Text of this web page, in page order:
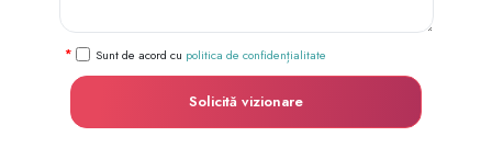
Sunt de acord cu politica de confidențialitate
Solicită vizionare